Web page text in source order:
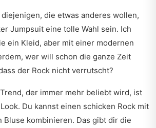
diejenigen, die etwas anderes wollen,
Jumpsuit eine tolle Wahl sein. Ich
ein Kleid, aber mit einer modernen
wer will schon die ganze Zeit
der Rock nicht verrutscht?
der immer mehr beliebt wird, ist
Du kannst einen schicken Rock mit
Bluse kombinieren. Das gibt dir die